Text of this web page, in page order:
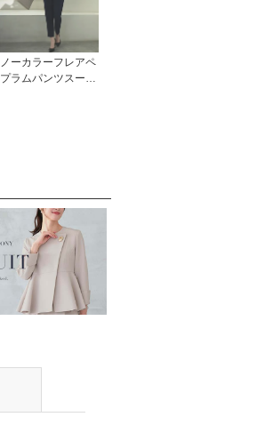
ノーカラーフレアペ
プラムパンツスーツ